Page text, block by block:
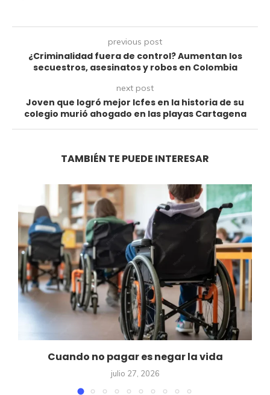
previous post
¿Criminalidad fuera de control? Aumentan los
secuestros, asesinatos y robos en Colombia
next post
Joven que logró mejor Icfes en la historia de su
colegio murió ahogado en las playas Cartagena
TAMBIÉN TE PUEDE INTERESAR
Cuando no pagar es negar la vida
julio 27, 2026